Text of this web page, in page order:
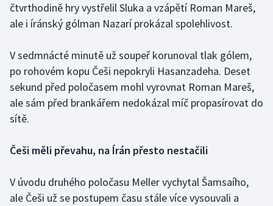
Moderní pětiboj
Olympijské hry
Parasport
Plážový volejbal
Ragby
čtvrthodině hry vystřelil Sluka a vzápětí Roman Mareš,
ale i íránský gólman Nazarí prokázal spolehlivost.
V sedmnácté minutě už soupeř korunoval tlak gólem,
po rohovém kopu Češi nepokryli Hasanzadeha. Deset
sekund před poločasem mohl vyrovnat Roman Mareš,
ale sám před brankářem nedokázal míč propasírovat do
sítě.
Češi měli převahu, na Írán přesto nestačili
V úvodu druhého poločasu Meller vychytal Šamsaího,
ale Češi už se postupem času stále více vysouvali a